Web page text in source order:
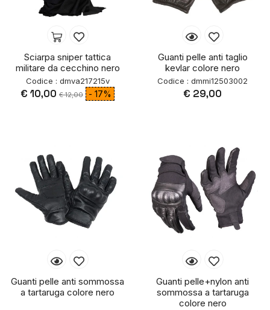
Sciarpa sniper tattica
militare da cecchino nero
Codice : dmva217215v
€ 10,00 € 12,00 - 17%
Guanti pelle anti taglio
kevlar colore nero
Codice : dmmi12503002
€ 29,00
Guanti pelle anti sommossa
a tartaruga colore nero
Guanti pelle+nylon anti
sommossa a tartaruga
colore nero